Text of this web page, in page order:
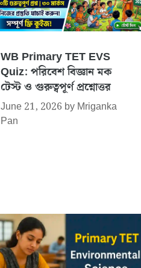
WB Primary TET EVS
Quiz: পরিবেশ বিজ্ঞান মক
টেস্ট ও গুরুত্বপূর্ণ প্রশ্নোত্তর
June 21, 2026byMriganka
Pan